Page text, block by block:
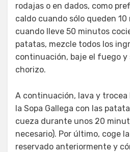
rodajas o en dados, como
caldo cuando sólo queden 10
cuando lleve 50 minutos
patatas, mezcle todos los
continuación, baje el fuego y
chorizo.
A continuación, lava y trocea
la Sopa Gallega con las
cueza durante unos 20
necesario). Por último, coge
reservado anteriormente y